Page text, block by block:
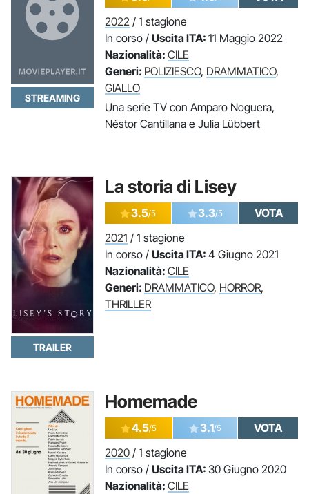
STREAMING
2022 / 1 stagione
In corso / Uscita ITA: 11 Maggio 2022
Nazionalità: CILE
Generi: POLIZIESCO, DRAMMATICO,
GIALLO
Una serie TV con Amparo Noguera,
Néstor Cantillana e Julia Lübbert
La storia di Lisey
TRAILER
3.5/5 3.3/5
VOTA
2021 / 1 stagione
In corso / Uscita ITA: 4 Giugno 2021
Nazionalità: CILE
Generi: DRAMMATICO, HORROR,
THRILLER
Homemade
4.5/5 3.1/5
VOTA
2020 / 1 stagione
In corso / Uscita ITA: 30 Giugno 2020
Nazionalità: CILE